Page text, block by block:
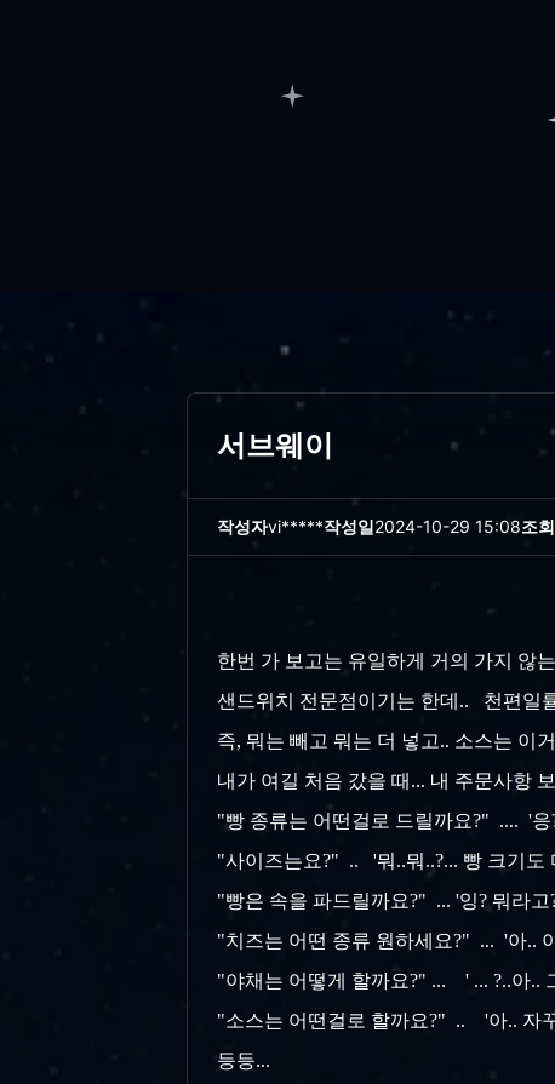
서브웨이
작성자vi*****작성일2024-10-29 15:08조회
한번 가 보고는 유일하게 거의 가지 않
샌드위치 전문점이기는 한데.. 천편일
즉, 뭐는 빼고 뭐는 더 넣고.. 소스는 이
내가 여길 처음 갔을 때... 내 주문사항
"빵 종류는 어떤걸로 드릴까요?" .... '응
"사이즈는요?" .. '뭐..뭐..?... 빵 크기도
"빵은 속을 파드릴까요?" ... '잉? 뭐라고
"치즈는 어떤 종류 원하세요?" ... '아..
"야채는 어떻게 할까요?" ... ' ... ?..아..
"소스는 어떤걸로 할까요?" .. '아.. 자
등등...